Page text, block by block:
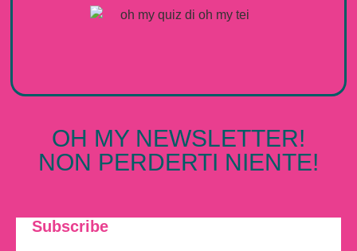
OH MY NEWSLETTER!
NON PERDERTI NIENTE!
Subscribe